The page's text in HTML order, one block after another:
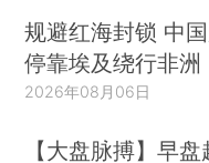
规避红海封锁 中
停靠埃及绕行非洲
2026年08月06日
【大盘脉搏】早